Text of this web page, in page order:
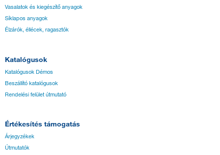
Vasalatok és kiegészítő anyagok
Síklapos anyagok
Élzárók, éllécek, ragasztók
Katalógusok
Katalógusok Démos
Beszállító katalógusok
Rendelési felület útmutató
Értékesítés támogatás
Árjegyzékek
Útmutatók